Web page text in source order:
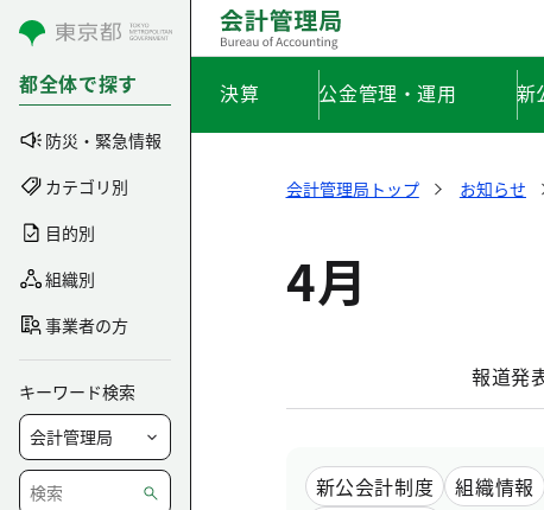
コンテンツにスキップ
都全体で探す
防災・緊急情報
カテゴリ別
目的別
組織別
事業者の方
キーワード検索
決算 公金管理・運用 新
会計管理局トップ お知らせ
4月
報道発
新公会計制度 組織情報